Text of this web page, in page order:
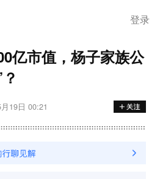
登录
亿市值，杨子家族公
19日 00:21